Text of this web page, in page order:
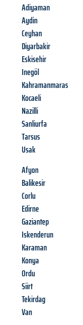
Adiyaman
Aydin
Ceyhan
Diyarbakir
Eskisehir
Inegöl
Kahramanmaras
Kocaeli
Nazilli
Sanliurfa
Tarsus
Usak
Afyon
Balikesir
Corlu
Edirne
Gaziantep
Iskenderun
Karaman
Konya
Ordu
Siirt
Tekirdag
Van